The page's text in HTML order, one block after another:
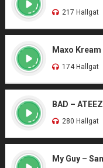
217 Hallgat
Maxo Kream
174 Hallgat
BAD – ATEEZ
280 Hallgat
My Guy –